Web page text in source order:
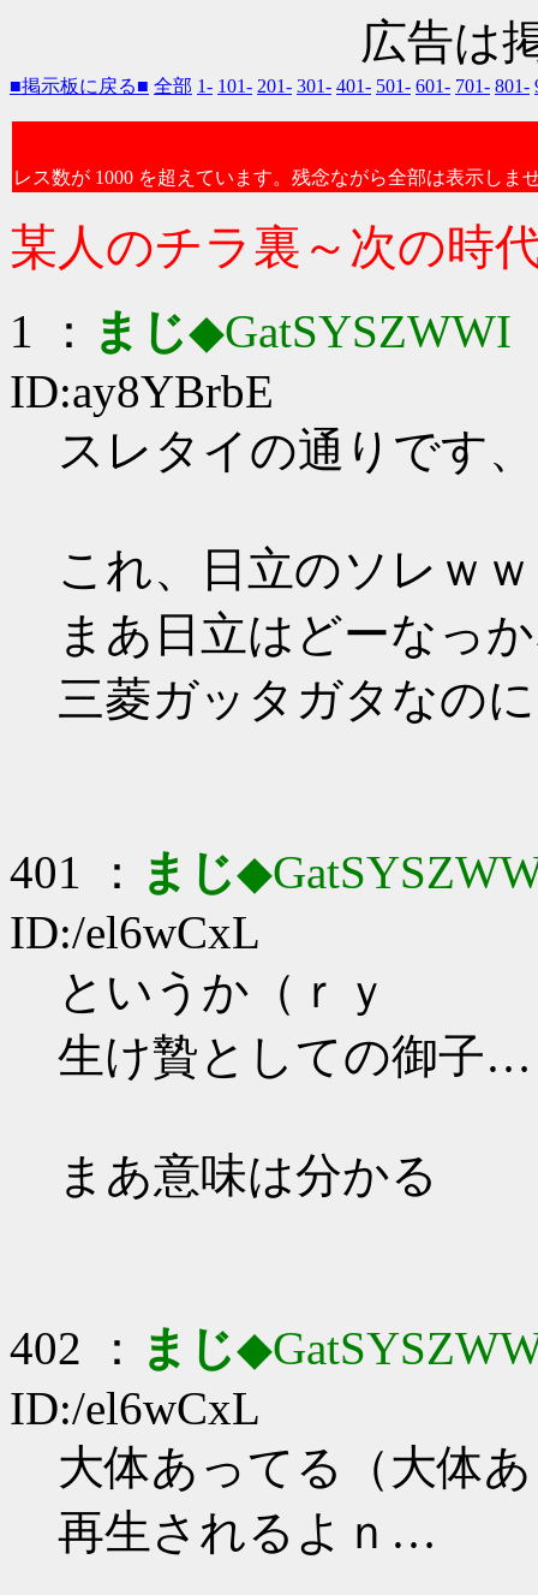
広告は
■掲示板に戻る■ 全部 1- 101- 201- 301- 401- 501- 601- 701- 801-
レス数が 1000 を超えています。残念ながら全部は表示しま
某人のチラ裏～次の時
1 ： まじ◆GatSYSZWWI
ID:ay8YBrbE
スレタイの通りです
これ、日立のソレｗ
まあ日立はどーなっ
三菱ガッタガタなの
401 ： まじ
ID:/el6wCxL
というか（ｒｙ
生け贄としての御子…
まあ意味は分かる
402 ： まじ
ID:/el6wCxL
大体あってる（大体
再生されるよｎ…